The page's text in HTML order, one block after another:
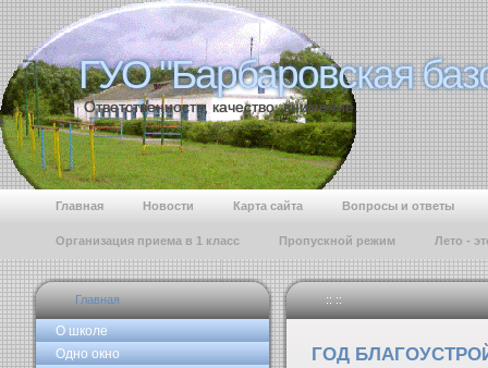
ГУО "Барбаровская
ГУО "Барбаровская
Ответственность, качество, внимание.
Главная Новости Карта сайта Вопросы и ответы
Организация приема в 1 класс Пропускной режим Лето -
Главная
О школе
Одно окно
:: ::
ГОД